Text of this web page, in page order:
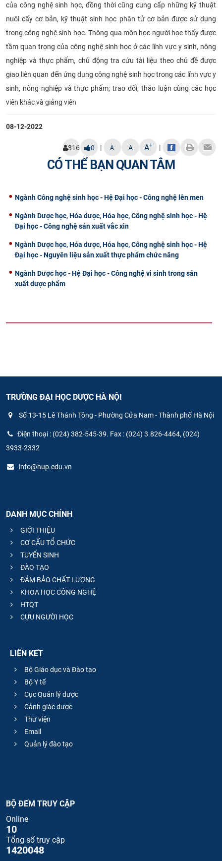
của công nghệ sinh học, đồng thời cũng cung cấp những kỹ thuật
nuôi cấy cơ bản, kỹ thuật sinh học phân tử cơ bản được sử dụng
trong công nghệ sinh học. Thông qua môn học người học thấy được
tầm quan trọng của công nghệ sinh học ở các lĩnh vực y sinh, nông
nghiệp và thực phẩm, chủ động tra cứu tài liệu theo chủ đề được
giao liên quan đến ứng dụng công nghệ sinh học trong các lĩnh vực y
sinh, nông nghiệp và thực phẩm; trao đổi, thảo luận cùng các học
viên khác và giảng viên
08-12-2022
316 0 | A- A A+ |
CÓ THỂ BẠN QUAN TÂM
Ngành Công nghệ sinh học - Hệ Đại học - Công nghệ lên men
Ngành Dược học, Hóa dược, Hóa học, Công nghệ sinh học - Hệ
Đại học - Công nghệ sản xuất vắc xin
Ngành Dược học, Hóa dược, Hóa học, Công nghệ sinh học - Hệ
Đại học - Nguyên liệu sản xuất thực phẩm chức năng
Ngành Dược học - Hệ Đại học - Công nghệ vi sinh trong sản
xuất dược phẩm
TRƯỜNG ĐẠI HỌC DƯỢC HÀ NỘI
Số 13-15 Lê Thánh Tông - Phường Cửa Nam - Thành phố Hà Nội
Điện thoại : (024) 382-545-39. Fax : (024) 3.826-4464, (024)
3933-2332
info@hup.edu.vn
DANH MỤC CHÍNH
GIỚI THIỆU
CƠ CẤU TỔ CHỨC
TUYỂN SINH
ĐÀO TẠO
ĐẢM BẢO CHẤT LƯỢNG
KHOA HỌC CÔNG NGHỆ
HTQT
CỰU NGƯỜI HỌC
LIÊN KẾT
Bộ Giáo dục và Đào tạo
Bộ Y tế
Cục Quản lý dược
Cảnh giác dược
Thư viện
Email
Quản lý đào tạo
BỘ ĐẾM TRUY CẬP
Online
10
Tổng số truy cập
1420048